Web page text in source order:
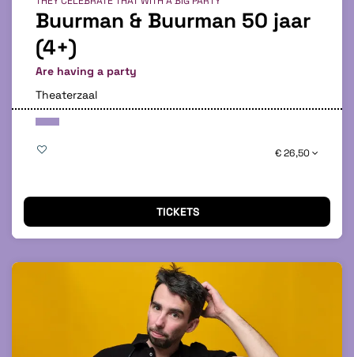
Buurman & Buurman 50 jaar
(4+)
Are having a party
Theaterzaal
€ 26,50
TICKETS